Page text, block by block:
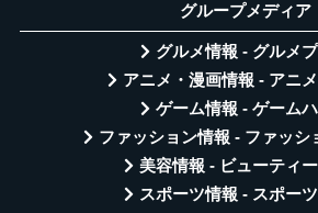
グループメディア
グルメ情報 - グルメ
アニメ・漫画情報 - アニ
ゲーム情報 - ゲーム
ファッション情報 - ファッシ
美容情報 - ビューティ
スポーツ情報 - スポー